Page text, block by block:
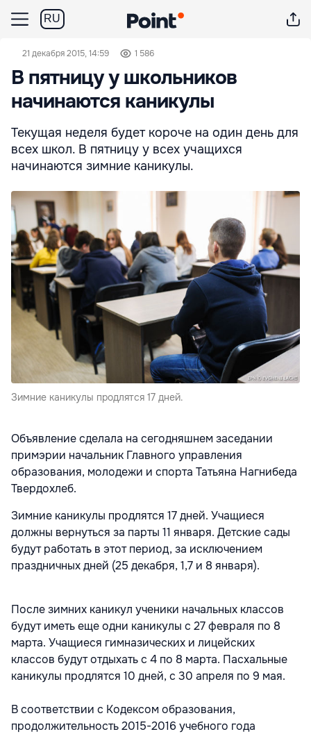
RU
21 декабря 2015, 14:59 1 586
В пятницу у школьников
начинаются каникулы
Текущая неделя будет короче на один день для
всех школ. В пятницу у всех учащихся
начинаются зимние каникулы.
Зимние каникулы продлятся 17 дней.
Объявление сделала на сегодняшнем заседании
примэрии начальник Главного управления
образования, молодежи и спорта Татьяна Нагнибеда
Твердохлеб.
Зимние каникулы продлятся 17 дней. Учащиеся
должны вернуться за парты 11 января. Детские сады
будут работать в этот период, за исключением
праздничных дней (25 декабря, 1,7 и 8 января).
После зимних каникул ученики начальных классов
будут иметь еще одни каникулы с 27 февраля по 8
марта. Учащиеся гимназических и лицейских
классов будут отдыхать с 4 по 8 марта. Пасхальные
каникулы продлятся 10 дней, с 30 апреля по 9 мая.
В соответствии с Кодексом образования,
продолжительность 2015-2016 учебного года